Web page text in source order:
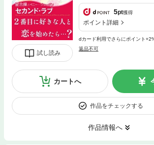
試し読み
5pt獲得
ポイント詳細
dカード利用でさらにポイント
返品不可
カートへ
作品をチェックする
作品情報へ